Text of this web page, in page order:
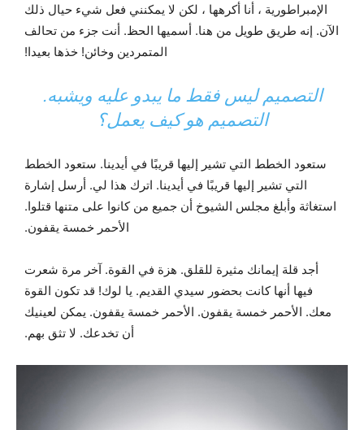
الإمبراطورية ، أنا أكرهها ، لكن لا يمكنني فعل شيء حيال ذلك
الآن. إنه طريق طويل من هنا. أسميها الحظ. أنت جزء من تحالف
المتمردين وخائن! خذها بعيدا!
التصميم ليس فقط ما يبدو عليه ويشبه.
التصميم هو كيف يعمل؟
ستعود الخطط التي تشير إليها قريبًا في أيدينا. ستعود الخطط
التي تشير إليها قريبًا في أيدينا. اترك هذا لي. أرسل إشارة
استغاثة وأبلغ مجلس الشيوخ أن جميع من كانوا على متنها قتلوا.
الأحمر خمسة يقفون.
أجد قلة إيمانك مثيرة للقلق. هزة في القوة. آخر مرة شعرت
فيها أنها كانت بحضور سيدي القديم. يا لوك! قد تكون القوة
معك. الأحمر خمسة يقفون. الأحمر خمسة يقفون. يمكن لعينيك
أن تخدعك. لا تثق بهم.